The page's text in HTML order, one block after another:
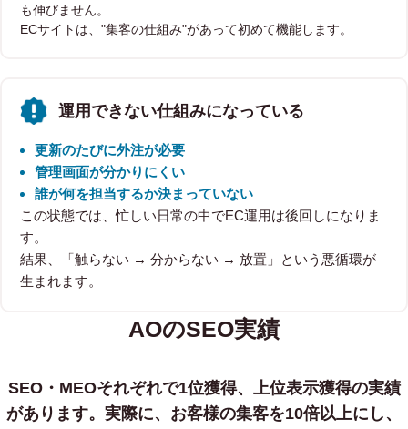
も伸びません。
ECサイトは、"集客の仕組み"があって初めて機能します。
運用できない仕組みになっている
更新のたびに外注が必要
管理画面が分かりにくい
誰が何を担当するか決まっていない
この状態では、忙しい日常の中でEC運用は後回しになりま
す。
結果、「触らない → 分からない → 放置」という悪循環が
生まれます。
AOのSEO実績
SEO・MEOそれぞれで1位獲得、上位表示獲得の実績
があります。 実際に、お客様の集客を10倍以上にし、